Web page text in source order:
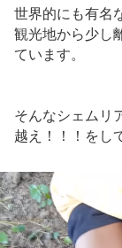
世界的にも有名
観光地から少し
ています。
そんなシェムリ
越え！！！をし